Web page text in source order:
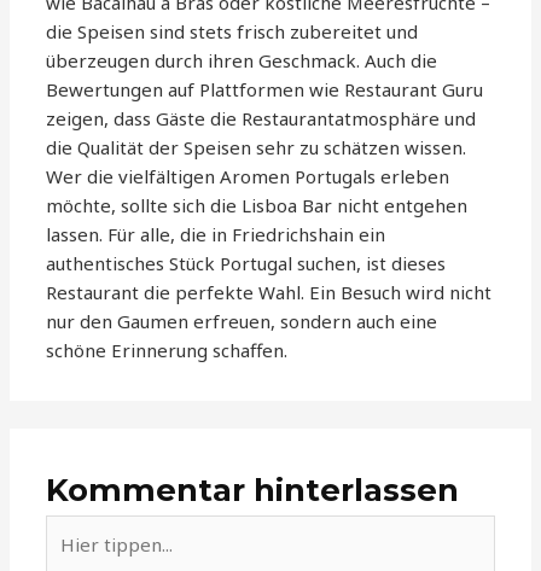
die Speisen sind stets frisch zubereitet und
überzeugen durch ihren Geschmack. Auch die
Bewertungen auf Plattformen wie Restaurant Guru
zeigen, dass Gäste die Restaurantatmosphäre und
die Qualität der Speisen sehr zu schätzen wissen.
Wer die vielfältigen Aromen Portugals erleben
möchte, sollte sich die Lisboa Bar nicht entgehen
lassen. Für alle, die in Friedrichshain ein
authentisches Stück Portugal suchen, ist dieses
Restaurant die perfekte Wahl. Ein Besuch wird nicht
nur den Gaumen erfreuen, sondern auch eine
schöne Erinnerung schaffen.
Kommentar hinterlassen
tippen...